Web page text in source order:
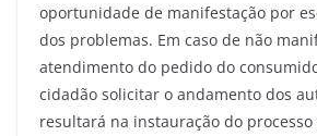
oportunidade de manifestação por
dos problemas. Em caso de não
atendimento do pedido do
cidadão solicitar o andamento dos
resultará na instauração do